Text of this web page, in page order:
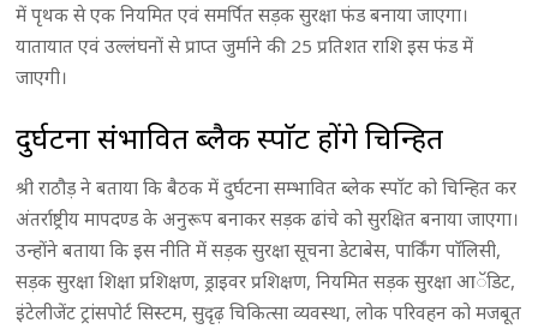
में पृथक से एक नियमित एवं समर्पित सड़क सुरक्षा फंड बनाया जाएगा।
यातायात एवं उल्लंघनों से प्राप्त जुर्माने की 25 प्रतिशत राशि इस फंड में
जाएगी।
दुर्घटना संभावित ब्लैक स्पाॅट होंगे चिन्हित
श्री राठौड़ ने बताया कि बैठक में दुर्घटना सम्भावित ब्लेक स्पाॅट को चिन्हित कर
अंतर्राष्ट्रीय मापदण्ड के अनुरूप बनाकर सड़क ढांचे को सुरक्षित बनाया जाएगा।
उन्होंने बताया कि इस नीति में सड़क सुरक्षा सूचना डेटाबेस, पार्किंग पाॅलिसी,
सड़क सुरक्षा शिक्षा प्रशिक्षण, ड्राइवर प्रशिक्षण, नियमित सड़क सुरक्षा आॅडिट,
इंटेलीजेंट ट्रांसपोर्ट सिस्टम, सुदृढ़ चिकित्सा व्यवस्था, लोक परिवहन को मजबूत